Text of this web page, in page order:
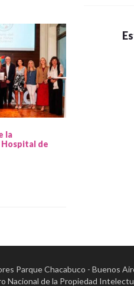
la
de
Parque Chacabuco - Buenos
Nacional de la Propiedad